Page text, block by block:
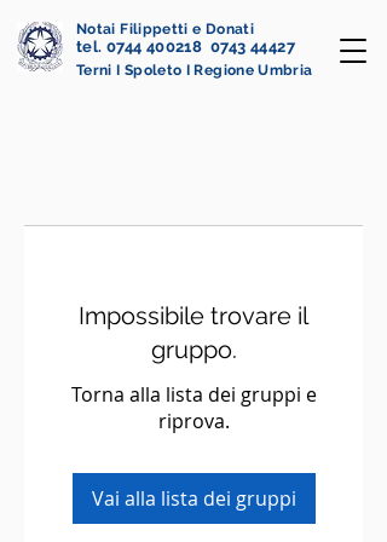
Notai Filippetti e Donati
tel. 0744 400218 0743 44427
Terni I Spoleto I Regione Umbria
Impossibile trovare il
gruppo.
Torna alla lista dei gruppi e
riprova.
Vai alla lista dei gruppi